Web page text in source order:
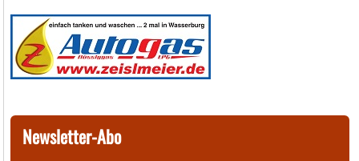
Newsletter-Abo